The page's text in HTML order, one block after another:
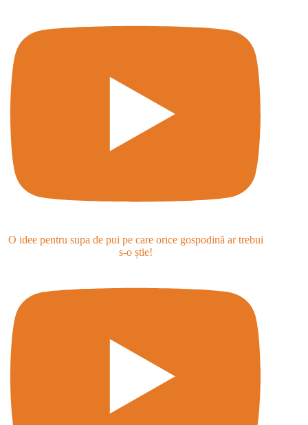
O idee pentru supa de pui pe care orice gospodină ar trebui
s-o știe!